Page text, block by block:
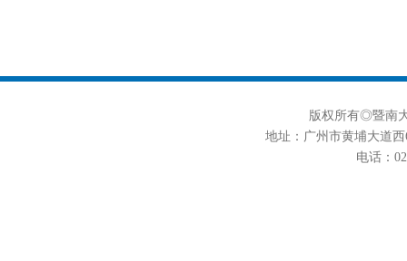
版权所有◎暨南
地址：广州市黄埔大道
电话：